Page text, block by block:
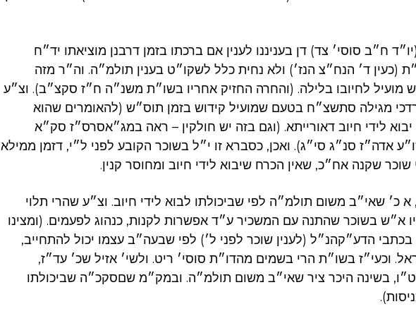
ח״ב סוסי׳ צד) דן בעניננו לענין אם ברכתו בזמן דרבנן מוציאתו יד״ח
(כעין ד׳ הנח״צ הנז׳) ולא נחית כלל לשקו״ט בענין תולמ״ה. וה״ר מזה
מועיל לחיובו בלילה. (והחרה החזיק אחריו בשו״ת משנ״ה ח״ז סקצ״ב). וצ״ע
מגילה סתשצ״ח בטעם שמועיל קידוש בזמן תוס״ש (להאומרים שהוא
לידי חיוב דאורייתא. (וגם בזה יש חולקין – ראה במג״אסרס״ז סק״א
אדה״ז סנ״ג סי״ג). ואכן, כסברא זו י״ל בשוכר הקובע לפני ל״י, דזמן ממילא
שקנה אח״כ, שאין הכרח שיבוא לידי חיוב ומחוסר קנין.
כ׳ שאי״ב משום תולמ״ה לפי שביכולתו לבוא לידי חיוב. וצ״ע שהרי תלוי
א״ש בשוכר שהתנה עם המשכיר ע״ד אפשרות לקנות, כנהוג לפעמים. (ומצינו
הדע״קהנ״ל (לענין שוכר לפני ל׳) לפי שבעה״ב עצמו יכול להתחייב,
וכעי״ז בשו״ת הרי בשמים מהדו״ת סוסי׳ ריט. ולשי׳ אזיל שכ׳ עד״ז,
בשינה היכר ציר שאי״ב משום תולמ״ה. ובמק״מ שםסקכ״ה שביכולתו